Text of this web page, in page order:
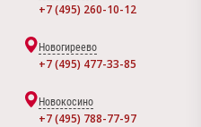
+7 (495) 260-10-12
Новогиреево
+7 (495) 477-33-85
Новокосино
+7 (495) 788-77-97